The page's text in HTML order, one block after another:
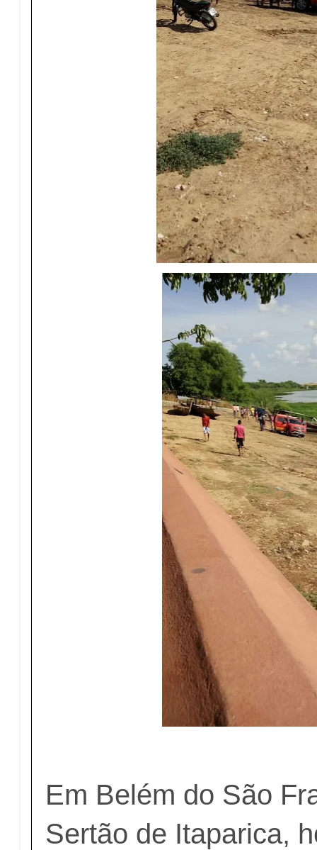
Em Belém do São
Sertão de Itaparica,